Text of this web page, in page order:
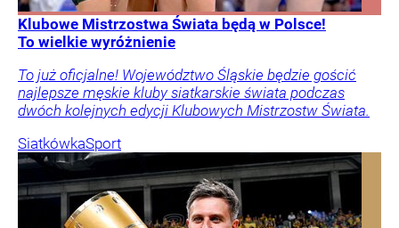
Klubowe Mistrzostwa Świata będą w Polsce!
To wielkie wyróżnienie
To już oficjalne! Województwo Śląskie będzie gościć
najlepsze męskie kluby siatkarskie świata podczas
dwóch kolejnych edycji Klubowych Mistrzostw Świata.
SiatkówkaSport